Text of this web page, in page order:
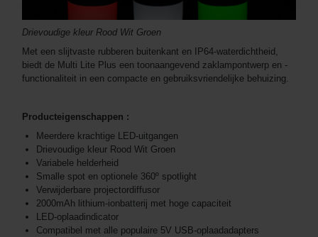
Drievoudige kleur Rood Wit Groen
Met een slijtvaste rubberen buitenkant en IP64-waterdichtheid,
biedt de Multi Lite Plus een toonaangevend zaklampontwerp en -
functionaliteit in een compacte en gebruiksvriendelijke behuizing.
Producteigenschappen :
Meerdere krachtige LED-uitgangen
Drievoudige kleur Rood Wit Groen
Variabele helderheid
Smalle spot en optionele 360º spotlight
Verwijderbare projectordiffusor
2000mAh lithium-ionbatterij met hoge capaciteit
LED-oplaadindicator
Compatibel met alle populaire 5V USB-oplaadadapters